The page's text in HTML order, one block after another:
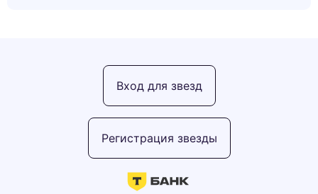
Регистрация звезды
Вход для звезд